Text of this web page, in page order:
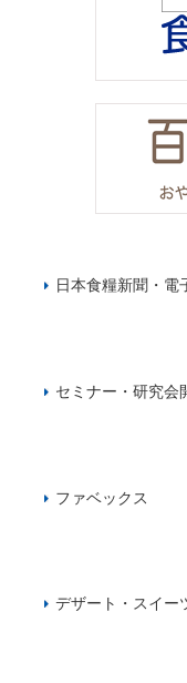
日本食糧新聞・電
セミナー・研究会
ファベックス
デザート・スイー